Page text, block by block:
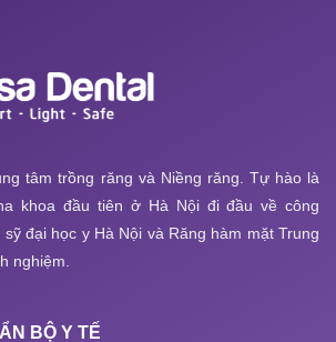
tâm trồng răng và Niềng răng. Tự hào là
khoa đầu tiên ở Hà Nội đi đầu về công
đại học y Hà Nội và Răng hàm mặt Trung
nghiệm.
BỘ Y TẾ